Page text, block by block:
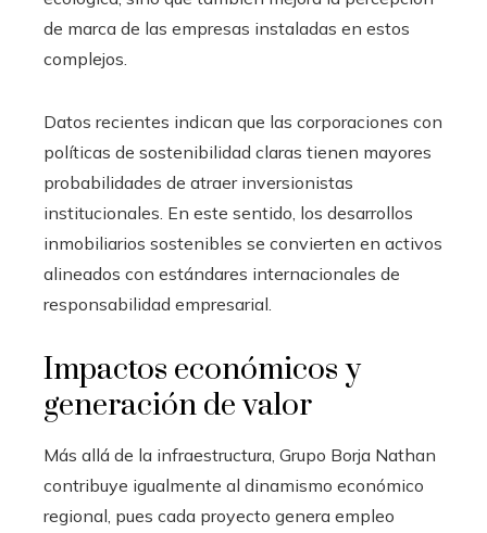
de marca de las empresas instaladas en estos
complejos.
Datos recientes indican que las corporaciones con
políticas de sostenibilidad claras tienen mayores
probabilidades de atraer inversionistas
institucionales. En este sentido, los desarrollos
inmobiliarios sostenibles se convierten en activos
alineados con estándares internacionales de
responsabilidad empresarial.
Impactos económicos y
generación de valor
Más allá de la infraestructura, Grupo Borja Nathan
contribuye igualmente al dinamismo económico
regional, pues cada proyecto genera empleo